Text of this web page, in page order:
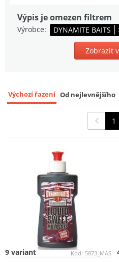
TB Baits
199 Kč
Výpis je omezen filtrem
Výrobce DYNAMITE BAITS
Zobrazit
Výchozí řazení Od nejlevnějšího
1
Kód: 5873_MAS
9 variant